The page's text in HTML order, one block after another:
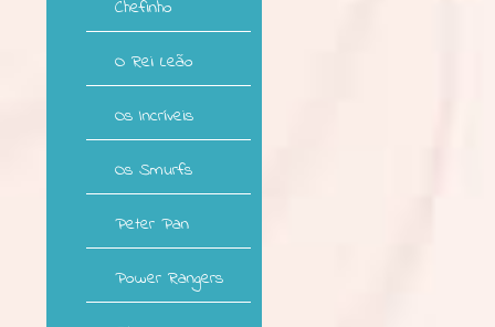
Chefinho
O Rei Leão
Os Incríveis
Os Smurfs
Peter Pan
Power Rangers